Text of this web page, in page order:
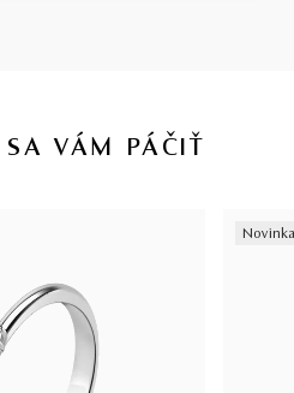
VÁM PÁČIŤ
Novinka